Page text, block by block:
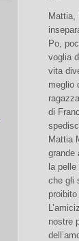
Mattia,
Po,
voglia
vita
meglio
di
Mattia
grande
la
che gli
nostre